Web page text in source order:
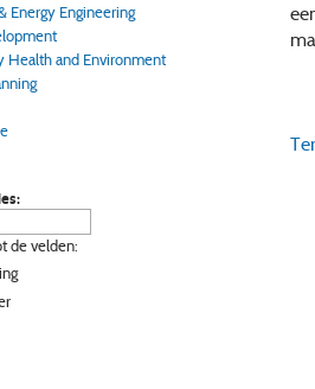
Energy Engineering
Health and Environment
de velden: